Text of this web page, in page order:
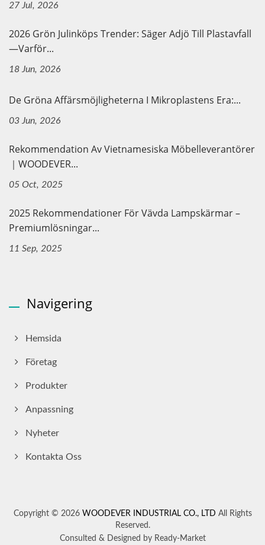
27 Jul, 2026
2026 Grön Julinköps Trender: Säger Adjö Till Plastavfall
—Varför...
18 Jun, 2026
De Gröna Affärsmöjligheterna I Mikroplastens Era:...
03 Jun, 2026
Rekommendation Av Vietnamesiska Möbelleverantörer
｜WOODEVER...
05 Oct, 2025
2025 Rekommendationer För Vävda Lampskärmar –
Premiumlösningar...
11 Sep, 2025
Navigering
Hemsida
Företag
Produkter
Anpassning
Nyheter
Kontakta Oss
Copyright © 2026 WOODEVER INDUSTRIAL CO., LTD All Rights
Reserved.
Consulted & Designed by Ready-Market